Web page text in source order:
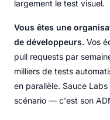
largement le test visuel.
Vous êtes une
de développeurs. Vos
pull requests par
milliers de tests
en parallèle. Sauce
scénario — c'est son